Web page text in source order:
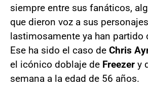
siempre entre sus fanáticos,
que dieron voz a sus personajes
lastimosamente ya han partido
Ese ha sido el caso de Chris
el icónico doblaje de Freezer y
semana a la edad de 56 años.